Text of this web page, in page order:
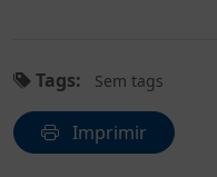
Tags: Sem tags
Imprimir